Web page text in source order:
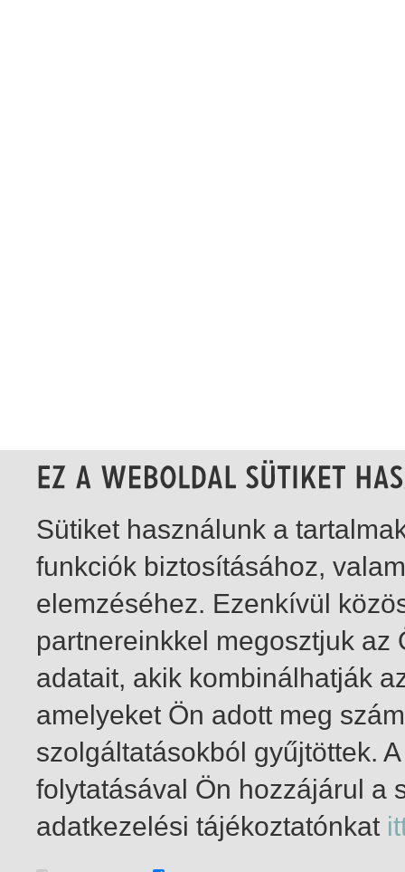
1-1 / total 1 hit
Sütiket használunk a
funkciók biztosításához,
elemzéséhez. Ezenkívül
partnereinkkel megosztjuk
adatait, akik kombinálhatják
amelyeket Ön adott meg
szolgáltatásokból gyűjtöttek.
folytatásával Ön hozzájárul a
adatkezelési tájékoztatónkat